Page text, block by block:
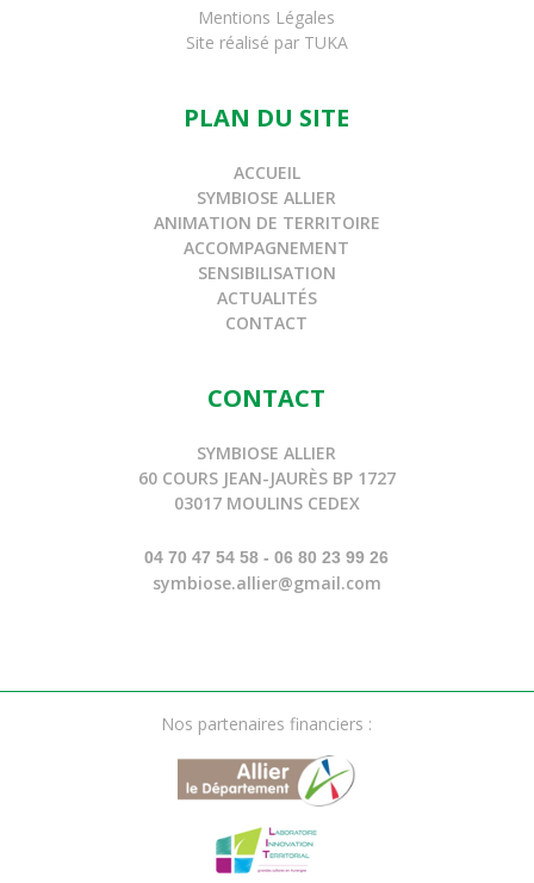
Mentions Légales
Site réalisé par TUKA
PLAN DU SITE
ACCUEIL
SYMBIOSE ALLIER
ANIMATION DE TERRITOIRE
ACCOMPAGNEMENT
SENSIBILISATION
ACTUALITÉS
CONTACT
CONTACT
SYMBIOSE ALLIER
60 COURS JEAN-JAURÈS BP 1727
03017 MOULINS CEDEX
04 70 47 54 58 - 06 80 23 99 26
symbiose.allier@gmail.com
Nos partenaires financiers :